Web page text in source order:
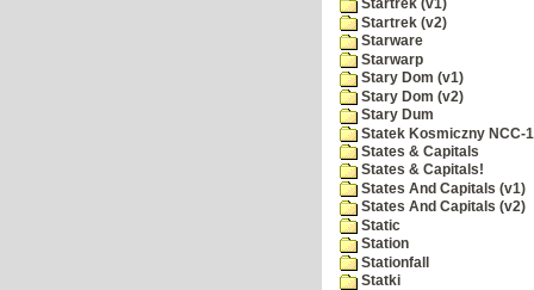
Startrek (v1)
Startrek (v2)
Starware
Starwarp
Stary Dom (v1)
Stary Dom (v2)
Stary Dum
Statek Kosmiczny NCC-
States & Capitals
States & Capitals!
States And Capitals (v1)
States And Capitals (v2)
Static
Station
Stationfall
Statki